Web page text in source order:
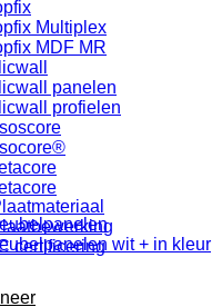
Multiplex
MDF MR
panelen
profielen
wit + in kleur
certificering